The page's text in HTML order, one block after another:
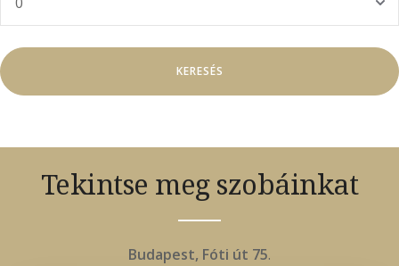
Tekintse meg szobáinkat
Budapest, Fóti út 75.